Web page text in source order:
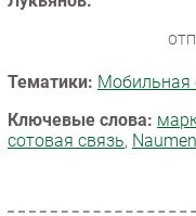
Тематики: Мобильная
Ключевые слова:
сотовая связь, Naumen